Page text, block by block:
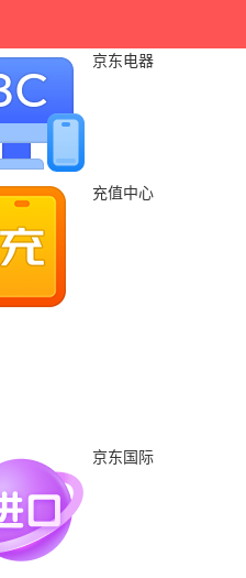
京东电器
充值中心
京东国际